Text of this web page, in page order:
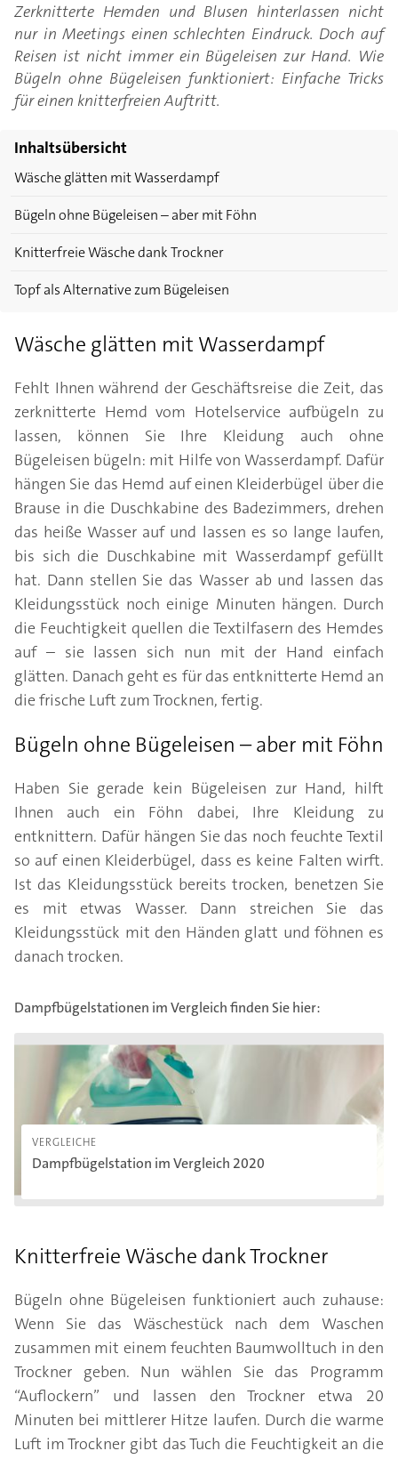
Zerknitterte Hemden und Blusen hinterlassen nicht
nur in Meetings einen schlechten Eindruck. Doch auf
Reisen ist nicht immer ein Bügeleisen zur Hand. Wie
Bügeln ohne Bügeleisen funktioniert: Einfache Tricks
für einen knitterfreien Auftritt.
Inhaltsübersicht
Wäsche glätten mit Wasserdampf
Bügeln ohne Bügeleisen – aber mit Föhn
Knitterfreie Wäsche dank Trockner
Topf als Alternative zum Bügeleisen
Wäsche glätten mit Wasserdampf
Fehlt Ihnen während der Geschäftsreise die Zeit, das
zerknitterte Hemd vom Hotelservice aufbügeln zu
lassen, können Sie Ihre Kleidung auch ohne
Bügeleisen bügeln: mit Hilfe von Wasserdampf. Dafür
hängen Sie das Hemd auf einen Kleiderbügel über die
Brause in die Duschkabine des Badezimmers, drehen
das heiße Wasser auf und lassen es so lange laufen,
bis sich die Duschkabine mit Wasserdampf gefüllt
hat. Dann stellen Sie das Wasser ab und lassen das
Kleidungsstück noch einige Minuten hängen. Durch
die Feuchtigkeit quellen die Textilfasern des Hemdes
auf – sie lassen sich nun mit der Hand einfach
glätten. Danach geht es für das entknitterte Hemd an
die frische Luft zum Trocknen, fertig.
Bügeln ohne Bügeleisen – aber mit Föhn
Haben Sie gerade kein Bügeleisen zur Hand, hilft
Ihnen auch ein Föhn dabei, Ihre Kleidung zu
entknittern. Dafür hängen Sie das noch feuchte Textil
so auf einen Kleiderbügel, dass es keine Falten wirft.
Ist das Kleidungsstück bereits trocken, benetzen Sie
es mit etwas Wasser. Dann streichen Sie das
Kleidungsstück mit den Händen glatt und föhnen es
danach trocken.
Dampfbügelstationen im Vergleich finden Sie hier:
VERGLEICHE
Dampfbügelstation im Vergleich 2020
Dampfbügelstation im Vergleich 2020
Knitterfreie Wäsche dank Trockner
Bügeln ohne Bügeleisen funktioniert auch zuhause:
Wenn Sie das Wäschestück nach dem Waschen
zusammen mit einem feuchten Baumwolltuch in den
Trockner geben. Nun wählen Sie das Programm
“Auflockern” und lassen den Trockner etwa 20
Minuten bei mittlerer Hitze laufen. Durch die warme
Luft im Trockner gibt das Tuch die Feuchtigkeit an die